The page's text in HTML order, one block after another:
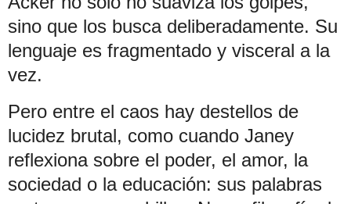
sino que los busca deliberadamente. Su
lenguaje es fragmentado y visceral a la
vez.
Pero entre el caos hay destellos de
lucidez brutal, como cuando Janey
reflexiona sobre el poder, el amor, la
sociedad o la educación: sus palabras